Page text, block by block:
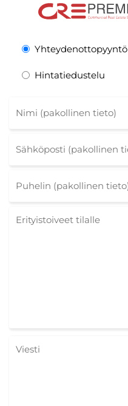
Yhteydenottopyyntö
Hintatiedustelu